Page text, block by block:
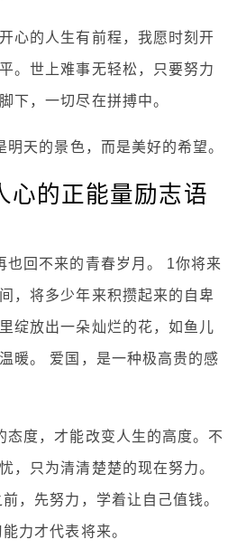
心的人生有前程，我愿时刻开
。世上难事无轻松，只要努力
下，一切尽在拼搏中。
天的景色，而是美好的希望。
心的正能量励志语
也回不来的青春岁月。 1你将来
，将多少年来积攒起来的自卑
绽放出一朵灿烂的花，如鱼儿
暖。 爱国，是一种极高贵的感
态度，才能改变人生的高度。不
，只为清清楚楚的现在努力。
，先努力，学着让自己值钱。
力才代表将来。